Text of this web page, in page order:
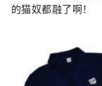
的猫奴都融了啊！